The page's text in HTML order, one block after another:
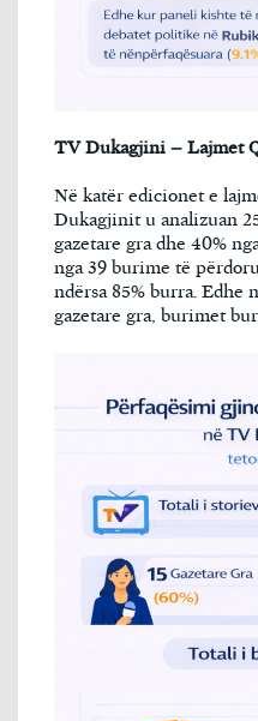
TV Dukagjini – Lajmet
Në katër edicionet e
Dukagjinit u analizuan
gazetare gra dhe 40%
nga 39 burime të
ndërsa 85% burra. Edhe
gazetare gra, burimet